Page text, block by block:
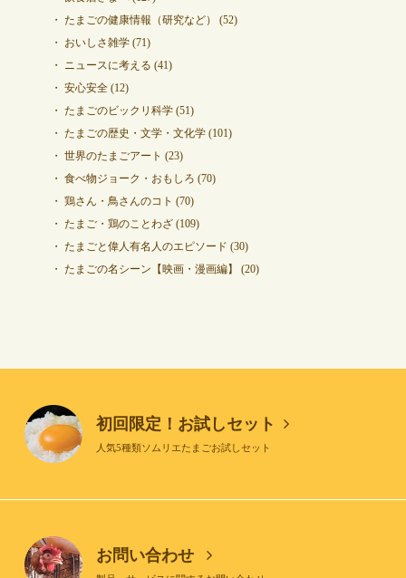
たまごの健康情報（研究など）
(52)
おいしさ雑学(71)
ニュースに考える (41)
安心安全(12)
たまごのビックリ科学(51)
たまごの歴史・文学・文化学(101)
世界のたまごアート (23)
食べ物ジョーク・おもしろ (70)
鶏さん・鳥さんのコト (70)
たまご・鶏のことわざ(109)
たまごと偉人有名人のエピソード (30)
たまごの名シーン【映画・漫画編】
(20)
初回限定！お試しセット
人気5種類ソムリエたまごお試しセット
お問い合わせ